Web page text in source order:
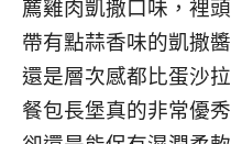
薦雞肉凱撒口味，裡
帶有點蒜香味的凱撒
還是層次感都比蛋沙
餐包長堡真的非常優